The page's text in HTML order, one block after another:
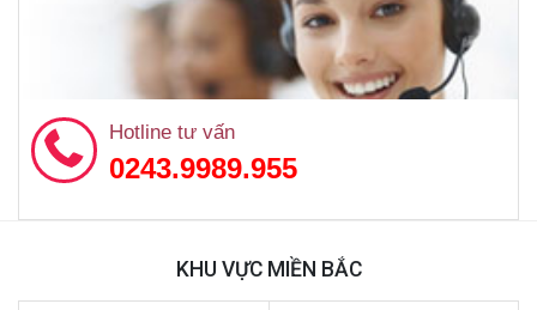
Hotline tư vấn
0243.9989.955
KHU VỰC MIỀN BẮC